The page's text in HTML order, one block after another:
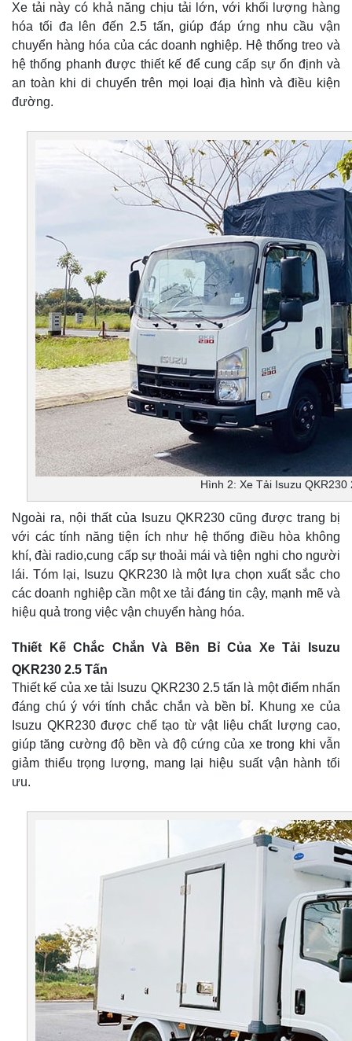
Xe tải này có khả năng chịu tải lớn, với khối lượng hàng
hóa tối đa lên đến 2.5 tấn, giúp đáp ứng nhu cầu vận
chuyển hàng hóa của các doanh nghiệp. Hệ thống treo và
hệ thống phanh được thiết kế để cung cấp sự ổn định và
an toàn khi di chuyển trên mọi loại địa hình và điều kiện
đường.
Hình 2: Xe Tải Isuzu QKR230
Ngoài ra, nội thất của Isuzu QKR230 cũng được trang bị
với các tính năng tiện ích như hệ thống điều hòa không
khí, đài radio,cung cấp sự thoải mái và tiện nghi cho người
lái. Tóm lại, Isuzu QKR230 là một lựa chọn xuất sắc cho
các doanh nghiệp cần một xe tải đáng tin cậy, mạnh mẽ và
hiệu quả trong việc vận chuyển hàng hóa.
Thiết Kế Chắc Chắn Và Bền Bỉ Của Xe Tải Isuzu
QKR230 2.5 Tấn
Thiết kế của xe tải Isuzu QKR230 2.5 tấn là một điểm nhấn
đáng chú ý với tính chắc chắn và bền bỉ. Khung xe của
Isuzu QKR230 được chế tạo từ vật liệu chất lượng cao,
giúp tăng cường độ bền và độ cứng của xe trong khi vẫn
giảm thiểu trọng lượng, mang lại hiệu suất vận hành tối
ưu.